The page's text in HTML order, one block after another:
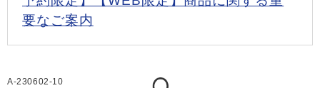
要なご案内
A-230602-10